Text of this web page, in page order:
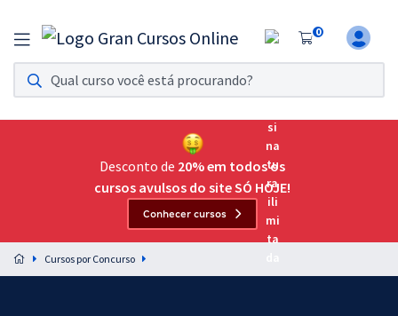
0
Assinatura Ilimitada 11
Acesso a todos os cursos. Teste grátis por 7 dias!
Assinatura OAB Até Passar
Acesso ilimitado a toda preparação para o Exame da
Preparação completa e intensiva para as principais
residências em saúde do Brasil
Desconto de 20% em todos os
cursos avulsos do site SÓ HOJE!
Conhecer cursos
Cursos por Concurso